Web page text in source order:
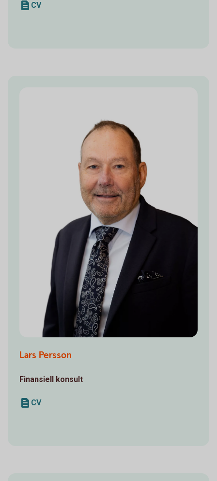
CV
Lars Persson
Finansiell konsult
CV